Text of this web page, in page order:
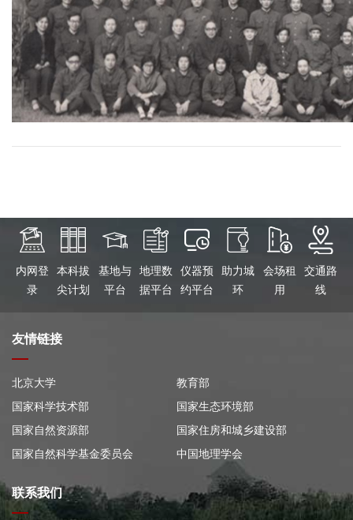
内网登
录
本科拔
尖计划
基地与
平台
地理数
据平台
仪器预
约平台
助力城
环
会场租
用
交通路
线
友情链接
北京大学
教育部
国家科学技术部
国家生态环境部
国家自然资源部
国家住房和城乡建设部
国家自然科学基金委员会
中国地理学会
联系我们